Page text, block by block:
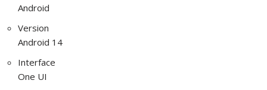
Android
Version
Android 14
Interface
One UI